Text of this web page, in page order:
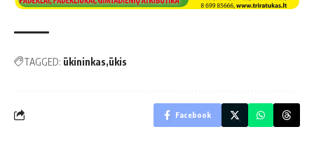
TAGGED: ūkininkas ūkis
Facebook